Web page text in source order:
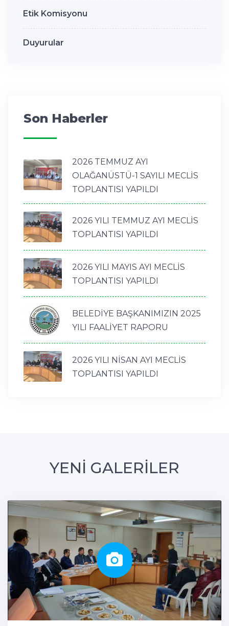
Etik Komisyonu
Duyurular
Son Haberler
2026 TEMMUZ AYI
OLAĞANÜSTÜ-1 SAYILI MECLİS
TOPLANTISI YAPILDI
2026 YILI TEMMUZ AYI MECLİS
TOPLANTISI YAPILDI
2026 YILI MAYIS AYI MECLİS
TOPLANTISI YAPILDI
BELEDİYE BAŞKANIMIZIN 2025
YILI FAALİYET RAPORU
2026 YILI NİSAN AYI MECLİS
TOPLANTISI YAPILDI
YENİ GALERİLER